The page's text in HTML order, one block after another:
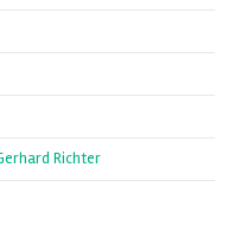
Richter